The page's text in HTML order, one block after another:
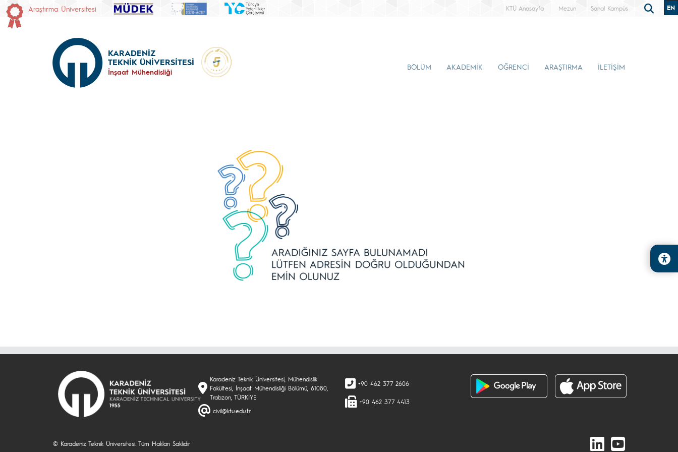
Araştırma Üniversitesi KTÜ Anasayfa Mezun Sanal Kampüs EN
KARADENİZ
TEKNİK ÜNİVERSİTESİ
İnşaat Mühendisliği
BÖLÜM AKADEMİK ÖĞRENCİ ARAŞTIRMA İLETİŞİM
Karadeniz Teknik Üniversitesi, Mühendislik
Fakültesi, İnşaat Mühendisliği Bölümü, 61080,
Trabzon, TÜRKİYE
civil@ktu.edu.tr
+90 462 377 2606
+90 462 377 4413
© Karadeniz Teknik Üniversitesi. Tüm Hakları Saklıdır